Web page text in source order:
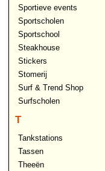
Sportieve events
Sportscholen
Sportschool
Steakhouse
Stickers
Stomerij
Surf & Trend Shop
Surfscholen
T
Tankstations
Tassen
Theeën